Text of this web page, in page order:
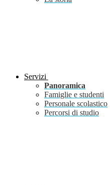
Servizi
Panoramica
Famiglie e studenti
Personale scolastico
Percorsi di studio